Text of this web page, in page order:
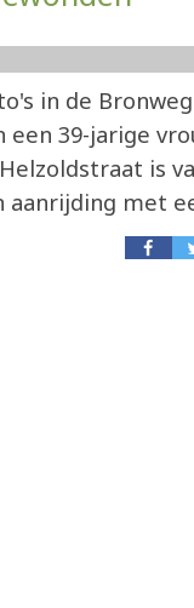
in de
39-jarige
is
aanrijding met